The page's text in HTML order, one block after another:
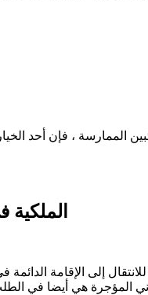
الممارسة ، فإن أحد
إلى الإقامة
المؤجرة هي أيضا في